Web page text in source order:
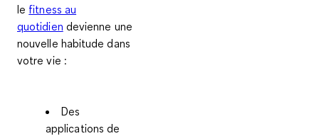
le fitness au
quotidien devienne une
nouvelle habitude dans
votre vie :
Des
applications de